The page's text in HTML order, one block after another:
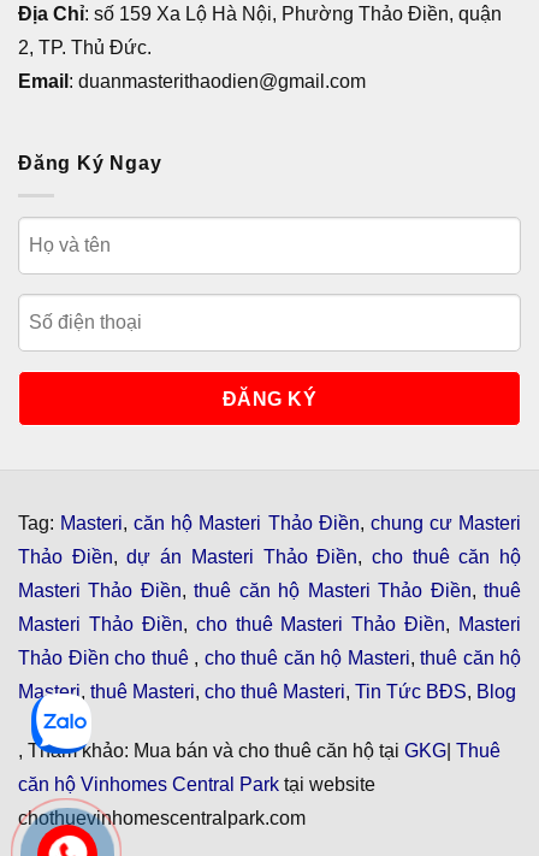
Địa Chỉ: số 159 Xa Lộ Hà Nội, Phường Thảo Điền, quận
2, TP. Thủ Đức.
Email : duanmasterithaodien@gmail.com
Đăng Ký Ngay
Tag: Masteri,căn hộ Masteri Thảo Điền, chung cư Masteri
Thảo Điền,dự án Masteri Thảo Điền, cho thuê căn hộ
Masteri Thảo Điền,thuê căn hộ Masteri Thảo Điền,thuê
Masteri Thảo Điền, cho thuê Masteri Thảo Điền, Masteri
Thảo Điền cho thuê , cho thuê căn hộ Masteri, thuê căn hộ
Masteri, thuê Masteri, cho thuê Masteri, Tin Tức BĐS, Blog
, Tham khảo: Mua bán và cho thuê căn hộ tại GKG Thuê
căn hộ Vinhomes Central Park tại website
chothuevinhomescentralpark.com